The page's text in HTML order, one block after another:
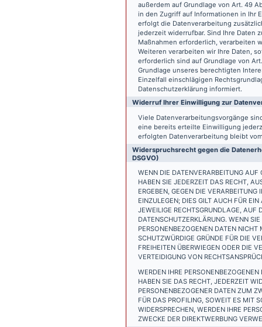
außerdem auf Grundlage von Art. 49
in den Zugriff auf Informationen in Ihr
erfolgt die Datenverarbeitung
jederzeit widerrufbar. Sind Ihre Daten
Maßnahmen erforderlich, verarbeiten
Weiteren verarbeiten wir Ihre Daten,
erforderlich sind auf Grundlage von
Grundlage unseres berechtigten
Einzelfall einschlägigen
Datenschutzerklärung informiert.
Widerruf Ihrer Einwilligung zur
Viele Datenverarbeitungsvorgänge
eine bereits erteilte Einwilligung
erfolgten Datenverarbeitung bleibt
Widerspruchsrecht gegen die
DSGVO)
WENN DIE DATENVERARBEITUNG
HABEN SIE JEDERZEIT DAS RECHT,
ERGEBEN, GEGEN DIE
EINZULEGEN; DIES GILT AUCH FÜR
JEWEILIGE RECHTSGRUNDLAGE, AUF
DATENSCHUTZERKLÄRUNG. WENN
PERSONENBEZOGENEN DATEN
SCHUTZWÜRDIGE GRÜNDE FÜR DIE
FREIHEITEN ÜBERWIEGEN ODER DIE
VERTEIDIGUNG VON
WERDEN IHRE
HABEN SIE DAS RECHT, JEDERZEIT
PERSONENBEZOGENER DATEN ZUM
FÜR DAS PROFILING, SOWEIT ES MIT
WIDERSPRECHEN, WERDEN IHRE
ZWECKE DER DIREKTWERBUNG